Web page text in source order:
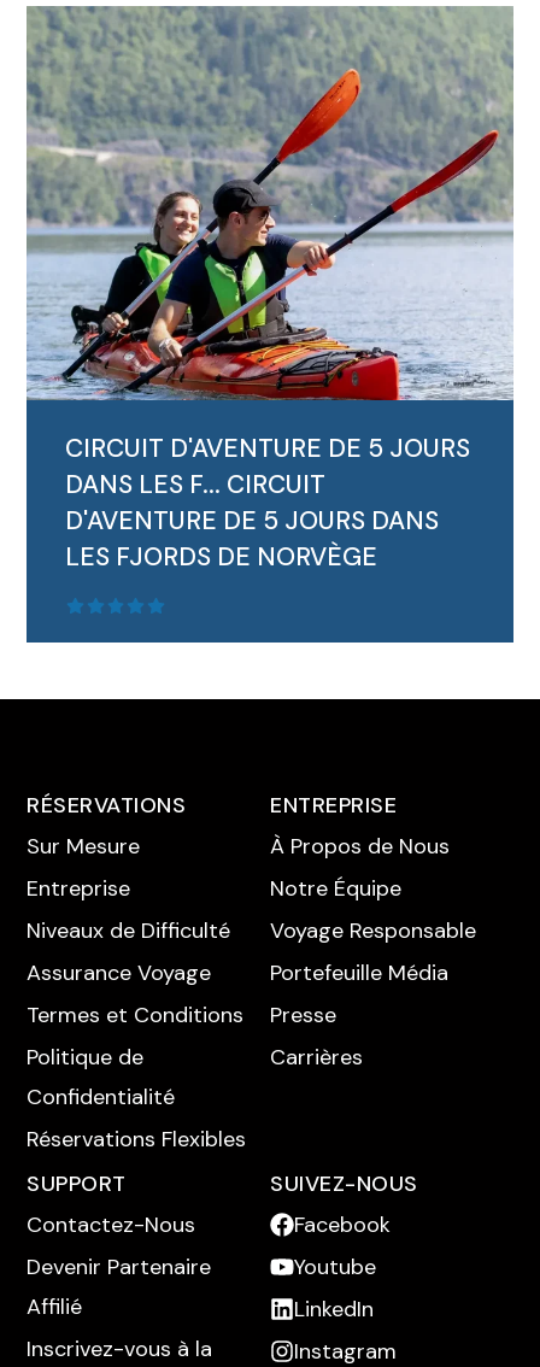
Pour les voyageurs actifs de plus de 60 ans :
9 jo...
LIRE LA SUITE
CIRCUIT D'AVENTURE DE 5 JOURS
DANS LES F... CIRCUIT
D'AVENTURE DE 5 JOURS DANS
LES FJORDS DE NORVÈGE
fjo...
LIRE LA SUITE
RÉSERVATIONS
Sur Mesure
Entreprise
Niveaux de Difficulté
Assurance Voyage
Termes et Conditions
Politique de
Confidentialité
Réservations Flexibles
ENTREPRISE
À Propos de Nous
Notre Équipe
Voyage Responsable
Portefeuille Média
Presse
Carrières
SUPPORT
Contactez-Nous
Devenir Partenaire
Affilié
Inscrivez-vous à la
SUIVEZ-NOUS
Facebook
Youtube
LinkedIn
Instagram